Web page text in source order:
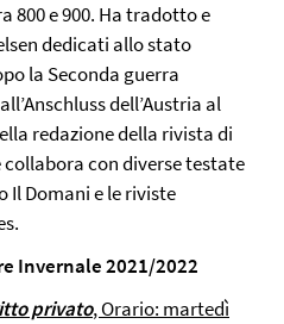
e 900. Ha tradotto e
dedicati allo stato
la Seconda guerra
dell’Austria al
redazione della rivista di
con diverse testate
Domani e le riviste
Invernale 2021/2022
privato, Orario: martedì